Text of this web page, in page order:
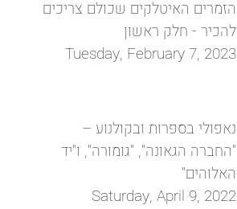
הזמרים האיטלקים שכולם צריכים
להכיר - חלק ראשון
Tuesday, February 7, 2023
נאפולי בספרות ובקולנוע –
"החברה הגאונה", "גומורה", ו"יד
‏האלוהים"‏
Saturday, April 9, 2022